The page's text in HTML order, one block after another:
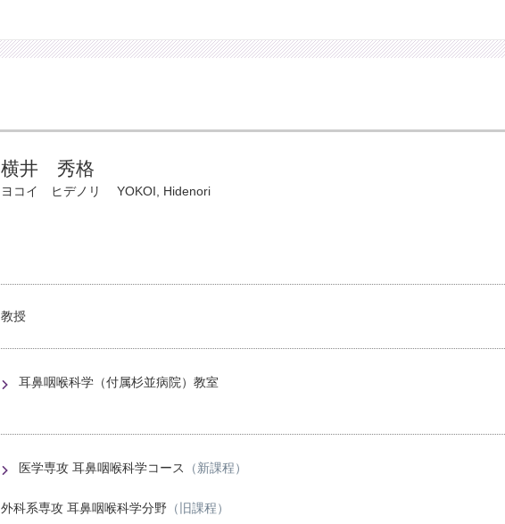
横井 秀格
ヨコイ ヒデノリ YOKOI, Hidenori
教授
耳鼻咽喉科学（付属杉並病院）教室
医学専攻 耳鼻咽喉科学コース （新課程）
外科系専攻 耳鼻咽喉科学分野 （旧課程）